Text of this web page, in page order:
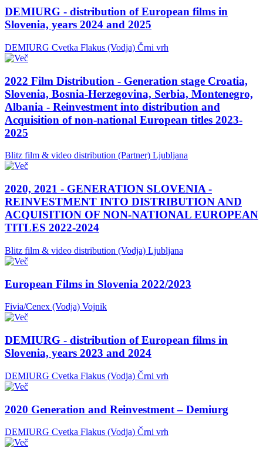
DEMIURG - distribution of European films in
Slovenia, years 2024 and 2025
DEMIURG Cvetka Flakus (Vodja) Črni vrh
2022 Film Distribution - Generation stage Croatia,
Slovenia, Bosnia-Herzegovina, Serbia, Montenegro,
Albania - Reinvestment into distribution and
Acquisition of non-national European titles 2023-
2025
Blitz film & video distribution (Partner) Ljubljana
2020, 2021 - GENERATION SLOVENIA -
REINVESTMENT INTO DISTRIBUTION AND
ACQUISITION OF NON-NATIONAL EUROPEAN
TITLES 2022-2024
Blitz film & video distribution (Vodja) Ljubljana
European Films in Slovenia 2022/2023
Fivia/Cenex (Vodja) Vojnik
DEMIURG - distribution of European films in
Slovenia, years 2023 and 2024
DEMIURG Cvetka Flakus (Vodja) Črni vrh
2020 Generation and Reinvestment – Demiurg
DEMIURG Cvetka Flakus (Vodja) Črni vrh